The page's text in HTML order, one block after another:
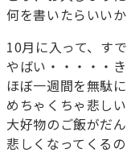
何を書いたらいい
10月に入って、す
やばい・・・・・
ほぼ一週間を無駄
めちゃくちゃ悲し
大好物のご飯がだ
悲しくなってくる